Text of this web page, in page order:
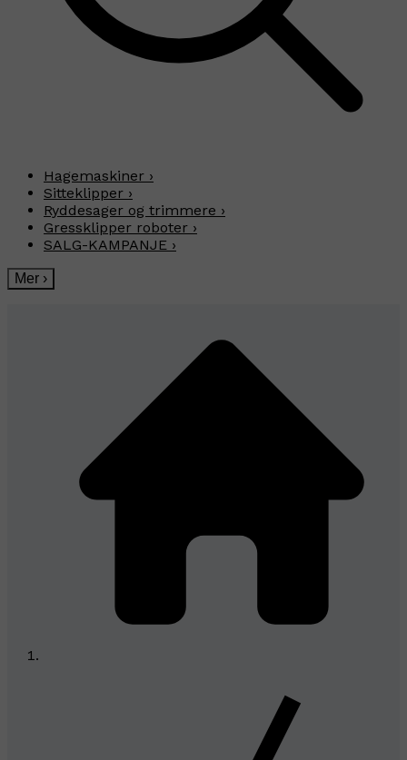
Hagemaskiner ›
Sitteklipper ›
Ryddesager og trimmere ›
Gressklipper roboter ›
SALG-KAMPANJE ›
Mer ›